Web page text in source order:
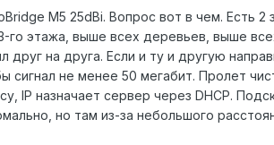
M5 25dBi. Вопрос вот в чем. Есть
го этажа, выше всех деревьев, выше
друг на друга. Если и ту и другую
сигнал не менее 50 мегабит. Пролет
IP назначает сервер через DHCP.
но там из-за небольшого